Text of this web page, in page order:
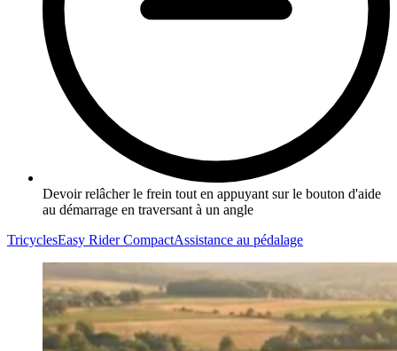
Devoir relâcher le frein tout en appuyant sur le bouton d'aide
au démarrage en traversant à un angle
TricyclesEasy Rider CompactAssistance au pédalage